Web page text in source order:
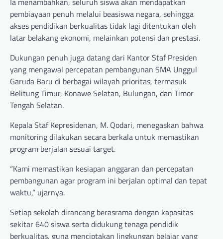
pembiayaan penuh melalui beasiswa negara, sehingga
akses pendidikan berkualitas tidak lagi ditentukan oleh
latar belakang ekonomi, melainkan potensi dan prestasi.
Dukungan penuh juga datang dari Kantor Staf Presiden
yang mengawal percepatan pembangunan SMA Unggul
Garuda Baru di berbagai wilayah prioritas, termasuk
Belitung Timur, Konawe Selatan, Bulungan, dan Timor
Tengah Selatan.
Kepala Staf Kepresidenan, M. Qodari, menegaskan bahwa
monitoring dilakukan secara berkala untuk memastikan
program berjalan sesuai target.
“Kami memastikan kesiapan anggaran dan percepatan
pembangunan agar program ini berjalan optimal dan tepat
waktu,” ujarnya.
Setiap sekolah dirancang berasrama dengan kapasitas
sekitar 640 siswa serta didukung tenaga pendidik
berkualitas, guna menciptakan lingkungan belajar yang